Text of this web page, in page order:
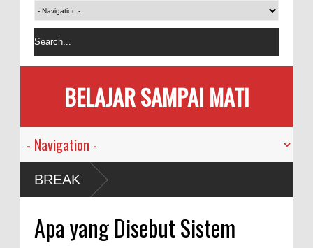
BELAJAR SAMPAI MATI
BREAK
Manusia
Apa yang Disebut Sistem